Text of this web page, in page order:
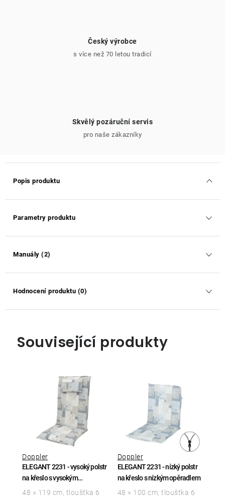
Český výrobce
s více než 70 letou tradicí
Skvělý pozáruční servis
pro naše zákazníky
Popis produktu
Parametry produktu
Manuály (2)
Hodnocení produktu (0)
Související produkty
ELEGANT 2231 - vysoký polstr
na křeslo s vysokým
opěradlem
Doppler
48 × 119 cm, tloušťka 6
ELEGANT 2231 - nízký polstr
na křeslo s nízkým opěradlem
Doppler
48 × 100 cm, tloušťka 6